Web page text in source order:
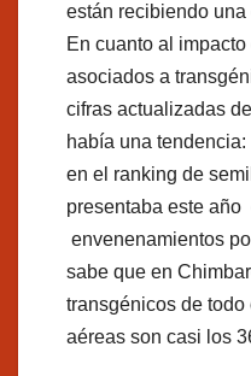
están recibiendo
En cuanto al
asociados a
cifras actualizadas
había una
en el ranking de
presentaba este
envenenamientos
sabe que en
transgénicos de
aéreas son casi los